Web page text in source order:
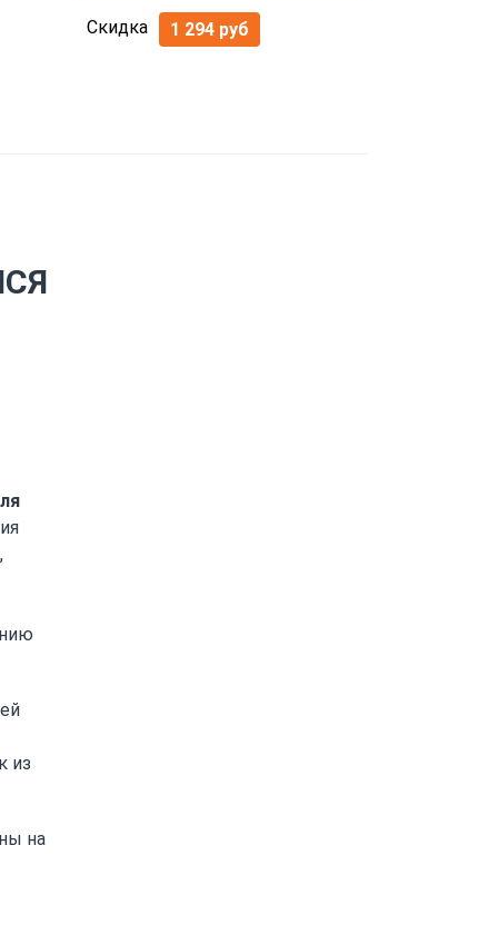
Скидка 1 294 руб
из
на